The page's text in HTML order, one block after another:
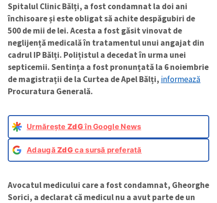
Spitalul Clinic Bălți, a fost condamnat la doi ani
închisoare și este obligat să achite despăgubiri de
500 de mii de lei. Acesta a fost găsit vinovat de
neglijență medicală în tratamentul unui angajat din
cadrul IP Bălți. Polițistul a decedat în urma unei
septicemii. Sentința a fost pronunțată la 6 noiembrie
de magistrații de la Curtea de Apel Bălți, informează
Procuratura Generală.
Urmărește ZdGîn Google News
AdaugăZdG ca sursă preferată
Avocatul medicului care a fost condamnat, Gheorghe
Sorici, a declarat că medicul nu a avut parte de un